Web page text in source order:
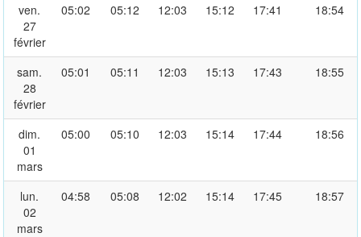
ven.
27
février
05:02 05:12 12:03 15:12 17:41 18:54
sam.
28
février
05:01 05:11 12:03 15:13 17:43 18:55
dim.
01
mars
05:00 05:10 12:03 15:14 17:44 18:56
lun.
02
mars
04:58 05:08 12:02 15:14 17:45 18:57